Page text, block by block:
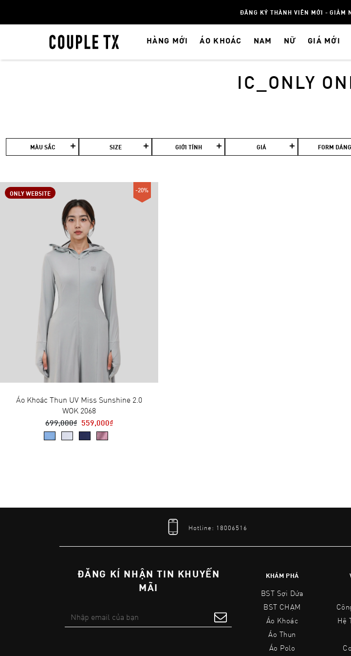
ĐĂNG KÝ THÀNH VIÊN MỚI - GIẢM
HÀNG MỚI ÁO KHOÁC NAM NỮ GIÁ MỚI
IC_ONLY
MÀU SẮC SIZE GIỚI TÍNH GIÁ FORM DÁNG
ONLY WEBSITE -20%
Áo Khoác Thun UV Miss Sunshine 2.0
WOK 2068
699,000₫ 559,000₫
Hotline: 18006516
ĐĂNG KÍ NHẬN TIN KHUYẾN
MÃI
KHÁM PHÁ
BST Sợi Dứa
BST CHẠM
Áo Khoác
Áo Thun
Áo Polo
Hệ